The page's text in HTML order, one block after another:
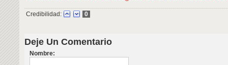
Credibilidad: 0
Deje Un Comentario
Nombre: